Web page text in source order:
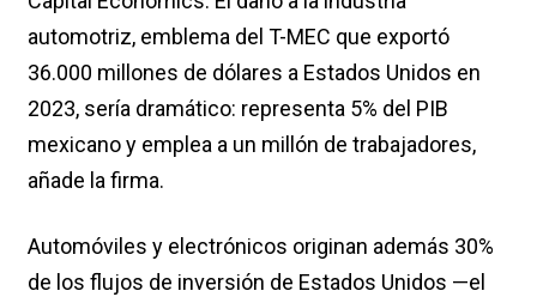
automotriz, emblema del T-MEC que exportó
36.000 millones de dólares a Estados Unidos en
2023, sería dramático: representa 5% del PIB
mexicano y emplea a un millón de trabajadores,
añade la firma.
Automóviles y electrónicos originan además 30%
de los flujos de inversión de Estados Unidos —el